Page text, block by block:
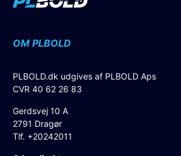
OM PLBOLD
PLBOLD.dk udgives af PLBOLD Aps
CVR 40 62 26 83
Gerdsvej 10 A
2791 Dragør
Tlf. +20242011